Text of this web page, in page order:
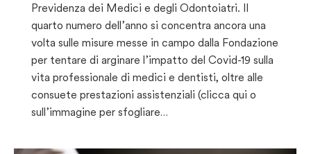
Previdenza dei Medici e degli Odontoiatri. Il
quarto numero dell’anno si concentra ancora una
volta sulle misure messe in campo dalla Fondazione
per tentare di arginare l’impatto del Covid-19 sulla
vita professionale di medici e dentisti, oltre alle
consuete prestazioni assistenziali (clicca qui o
sull’immagine per sfogliare…